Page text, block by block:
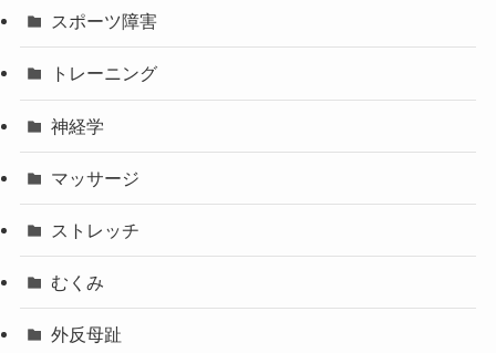
スポーツ障害
トレーニング
神経学
マッサージ
ストレッチ
むくみ
外反母趾